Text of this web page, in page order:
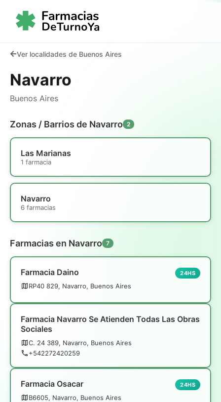
Ver localidades de Buenos Aires
Navarro
Buenos Aires
Zonas / Barrios de Navarro 2
Las Marianas
1 farmacia
Navarro
6 farmacias
Farmacias en Navarro 7
Farmacia Daino
RP40 829, Navarro, Buenos Aires
24HS
Farmacia Navarro Se Atienden Todas Las Obras
Sociales
C. 24 389, Navarro, Buenos Aires
+542272420259
Farmacia Osacar
B6605, Navarro, Buenos Aires
24HS